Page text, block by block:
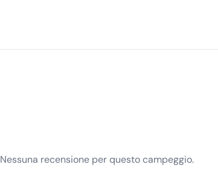
Nessuna recensione per questo campeggio.